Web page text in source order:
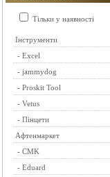
Тільки у наявності
Інструменти
- Excel
- jammydog
- Proskit Tool
- Vetus
- Пінцети
Афтенмаркет
- CMK
- Eduard